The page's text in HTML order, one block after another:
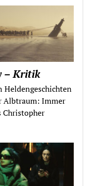
– Kritik
Heldengeschichten
Albtraum: Immer
Christopher